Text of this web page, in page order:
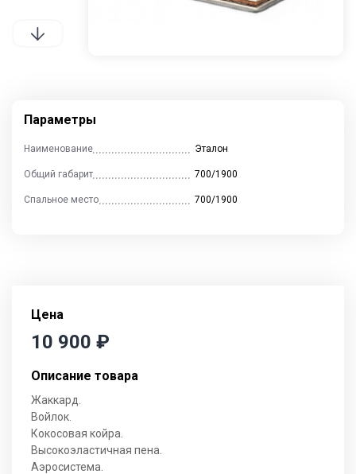
Параметры
Наименование Эталон
Общий габарит 700/1900
Спальное место 700/1900
Цена
10 900 ₽
Описание товара
Жаккард.
Войлок.
Кокосовая койра.
Высокоэластичная пена.
Аэросистема.
Cпальни
Детские
Прихожие
Контакты